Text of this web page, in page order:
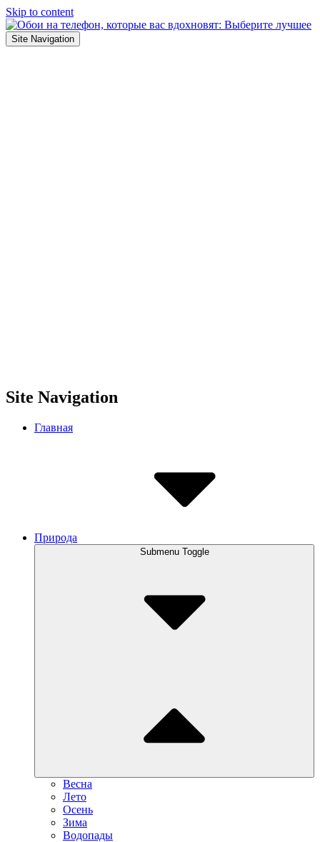
Skip to content
Site Navigation
Site Navigation
Главная
Природа
Submenu Toggle
Весна
Лето
Осень
Зима
Водопады